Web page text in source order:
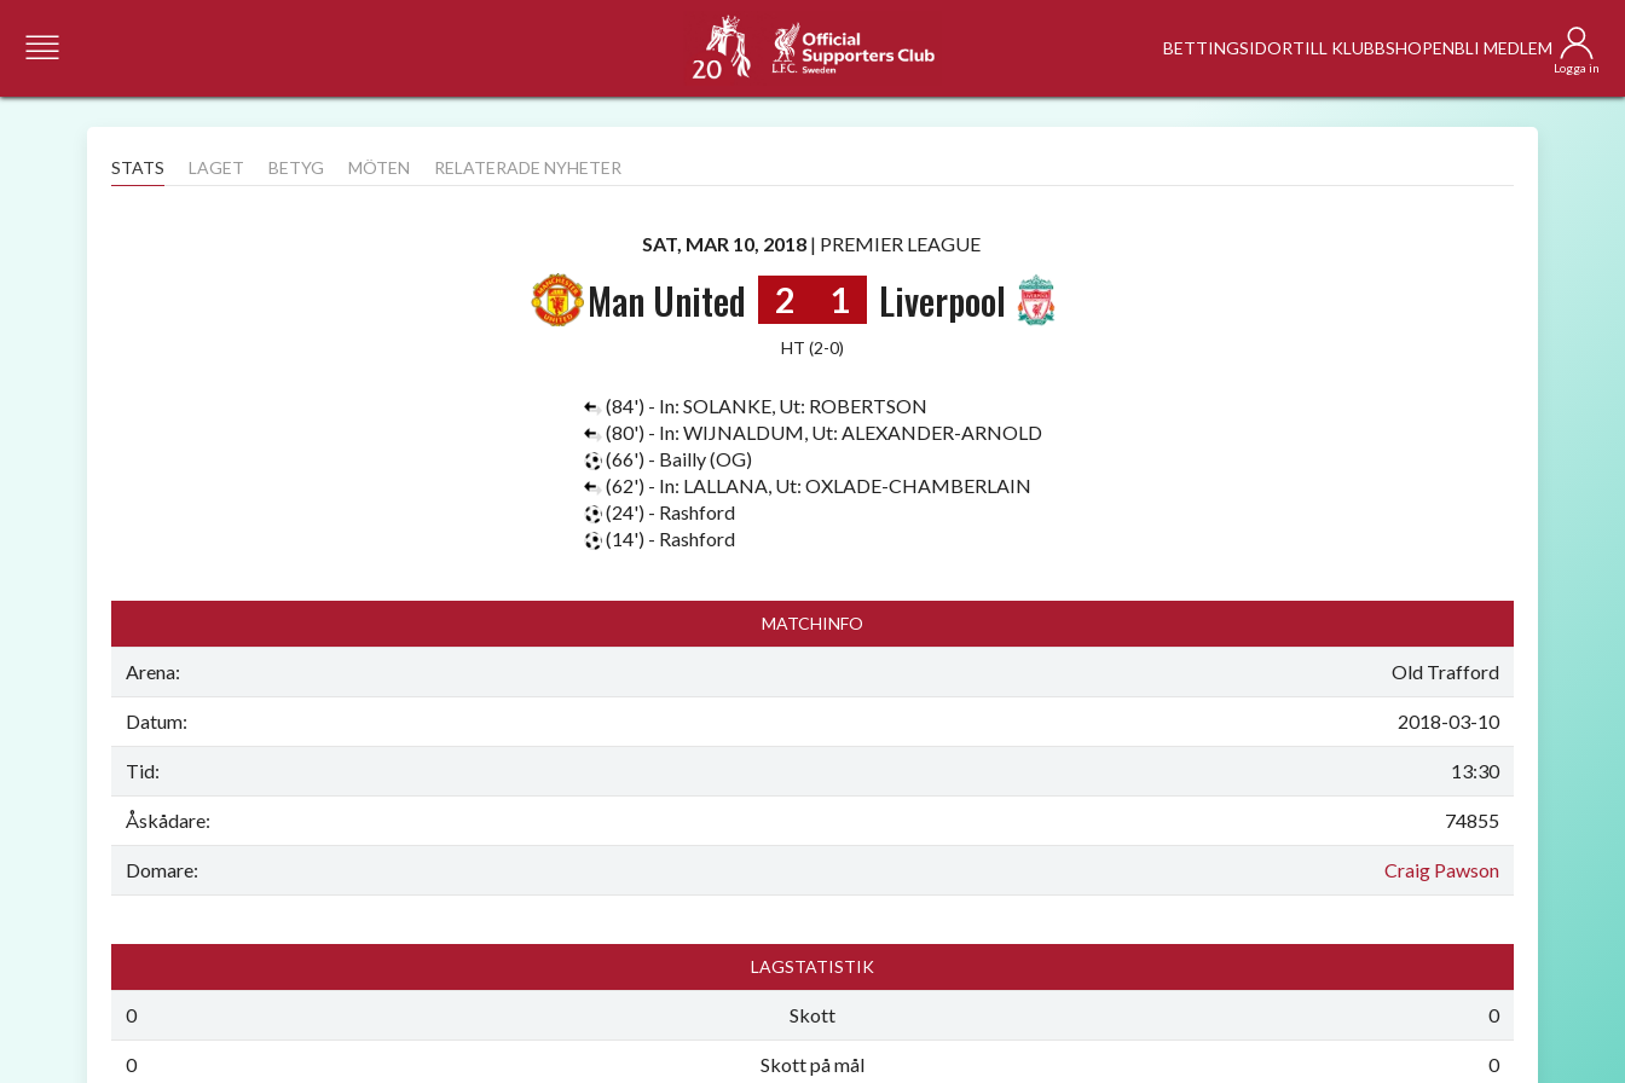
BETTINGSIDORTILL KLUBBSHOPENBLI MEDLEM
Logga in
STATS LAGET BETYG MÖTEN RELATERADE NYHETER
SAT, MAR 10, 2018 | PREMIER LEAGUE
Man United 2 1 Liverpool
HT (2-0)
(84') - In: SOLANKE, Ut: ROBERTSON
(80') - In: WIJNALDUM, Ut: ALEXANDER-ARNOLD
(66') - Bailly (OG)
(62') - In: LALLANA, Ut: OXLADE-CHAMBERLAIN
(24') - Rashford
(14') - Rashford
MATCHINFO
Arena: Old Trafford
Datum: 2018-03-10
Tid: 13:30
Åskådare: 74855
Domare: Craig Pawson
LAGSTATISTIK
0 Skott 0
0 Skott på mål 0